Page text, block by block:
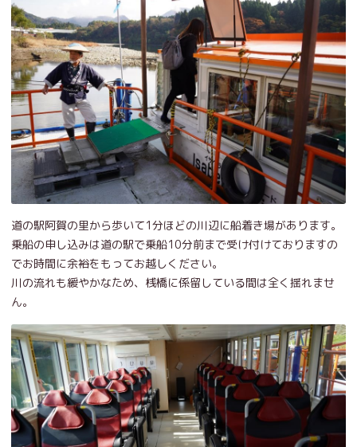
道の駅阿賀の里から歩いて1分ほどの川辺に船着き場があります。
乗船の申し込みは道の駅で乗船10分前まで受け付けておりますの
でお時間に余裕をもってお越しください。
川の流れも緩やかなため、桟橋に係留している間は全く揺れませ
ん。